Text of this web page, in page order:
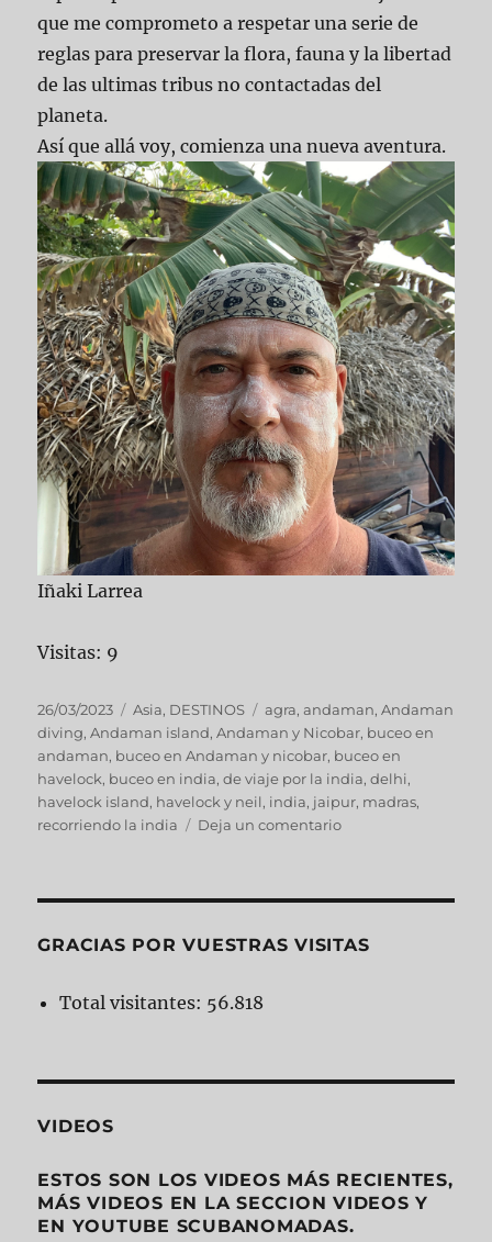
que me comprometo a respetar una serie de
reglas para preservar la flora, fauna y la libertad
de las ultimas tribus no contactadas del
planeta.
Así que allá voy, comienza una nueva aventura.
Iñaki Larrea
Visitas: 9
Publicado
el
26/03/2023 Categorías
Asia, DESTINOS Etiquetas
agra,andaman,Andaman
diving,Andaman island,Andaman y Nicobar, buceo en
andaman, buceo en Andaman y nicobar, buceo en
havelock, buceo en india,de viaje por la india,delhi,
havelock island, havelock y neil, india, jaipur, madras,
recorriendo la india
Deja un comentarioen
GRACIAS POR VUESTRAS VISITAS
Total visitantes: 56.818
VIDEOS
ESTOS SON LOS VIDEOS MÁS RECIENTES,
MÁS VIDEOS EN LA SECCION VIDEOS Y
EN YOUTUBE SCUBANOMADAS.